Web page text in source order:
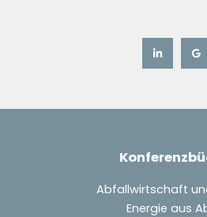
Abfallwirtschaft
Energie aus